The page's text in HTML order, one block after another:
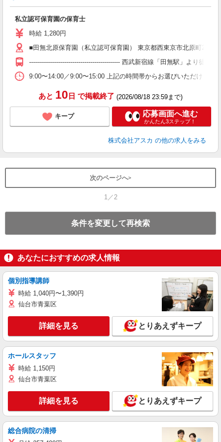
私立認可保育園の保育士
時給 1,280円
■田無北原保育園（私立認可保育園） 東京都西東京市北原町2丁目
---------------------------------------------- 西武新宿線「田無駅」より徒歩10
9:00〜14:00／9:00〜15:00 上記の時間帯からお選びいただけます
あと 10 日 で掲載終了 (2026/08/18 23:59まで)
キープ 応募画面へ進む
かんたん3ステップ！
株式会社アスカ の他の求人をみる
次のページへ
1／2
条件を変更して再検索
あなたにおすすめの求人情報
個別指導講師
時給 1,040円〜1,390円
仙台市青葉区
詳細を見る とりあえずキープ
ホールスタッフ
時給 1,150円
仙台市青葉区
詳細を見る とりあえずキープ
総合病院の清掃